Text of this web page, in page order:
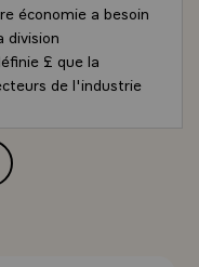
économie a besoin
division
£ que la
de l'industrie
ces différents
d'ailleurs une
des
M. François Mitterrand,